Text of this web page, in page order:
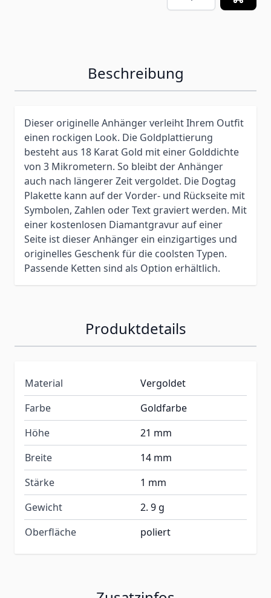
Beschreibung
Dieser originelle Anhänger verleiht Ihrem Outfit
einen rockigen Look. Die Goldplattierung
besteht aus 18 Karat Gold mit einer Golddichte
von 3 Mikrometern. So bleibt der Anhänger
auch nach längerer Zeit vergoldet. Die Dogtag
Plakette kann auf der Vorder- und Rückseite mit
Symbolen, Zahlen oder Text graviert werden. Mit
einer kostenlosen Diamantgravur auf einer
Seite ist dieser Anhänger ein einzigartiges und
originelles Geschenk für die coolsten Typen.
Passende Ketten sind als Option erhältlich.
Produktdetails
Material
Vergoldet
Farbe
Goldfarbe
Höhe
21 mm
Breite
14 mm
Stärke
1 mm
Gewicht
2. 9 g
Oberfläche
poliert